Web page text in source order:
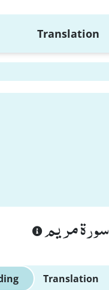
Translation
سورة مريم
Translation